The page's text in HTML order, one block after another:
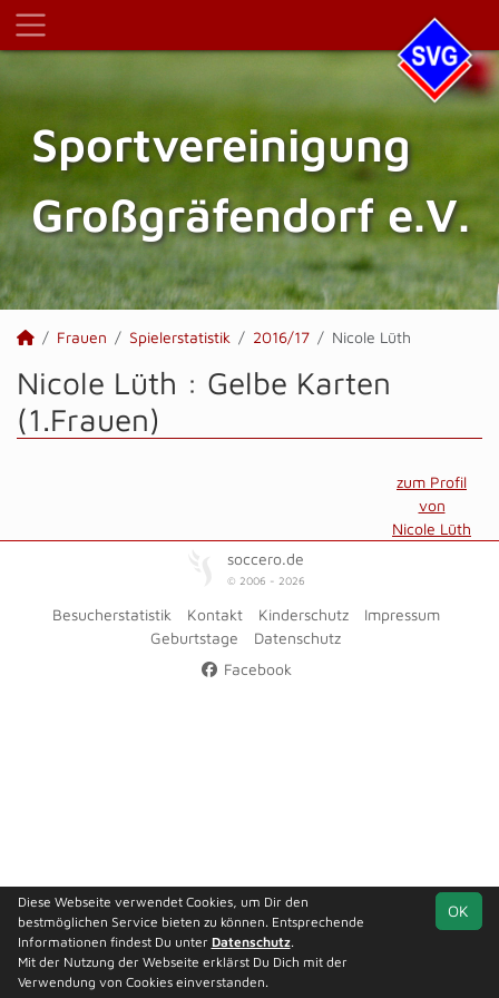
Sportvereinigung
Großgräfendorf e.V.
Frauen Spielerstatistik 2016/17 Nicole Lüth
Nicole Lüth : Gelbe Karten
(1.Frauen)
zum Profil
von
Nicole Lüth
soccero.de
© 2006 - 2026
Besucherstatistik Kontakt Kinderschutz
Impressum
Geburtstage
Datenschutz
Facebook
OK
Diese Webseite verwendet Cookies, um Dir den
bestmöglichen Service bieten zu können. Entsprechende
Informationen findest Du unter Datenschutz.
Mit der Nutzung der Webseite erklärst Du Dich mit der
Verwendung von Cookies einverstanden.